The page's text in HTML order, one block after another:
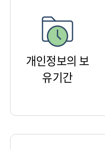
개인정보의 보
유기간